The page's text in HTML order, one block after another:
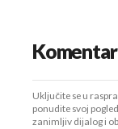
Uključite se u
ponudite svoj
zanimljiv dijalog i